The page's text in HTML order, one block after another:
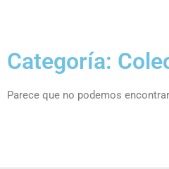
Categoría:
Parece que no podemos